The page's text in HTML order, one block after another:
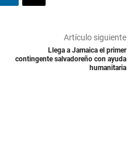
Artículo siguiente
Llega a Jamaica el primer
contingente salvadoreño con ayuda
humanitaria